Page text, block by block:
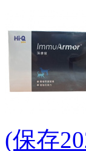
(保存